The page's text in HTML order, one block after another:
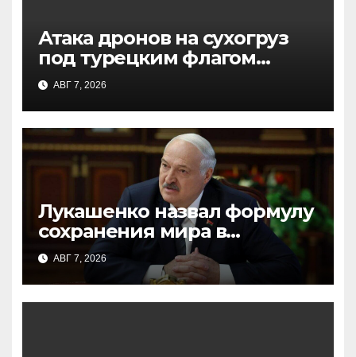
Атака дронов на сухогруз
под турецким флагом
вблизи Новороссийска:
подробности инцидента
АВГ 7, 2026
Лукашенко назвал формулу
сохранения мира в
Беларуси: работа и
развитие экономики
АВГ 7, 2026